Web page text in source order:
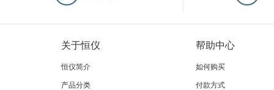
关于恒仪
恒仪简介
产品分类
帮助中心
如何购买
付款方式